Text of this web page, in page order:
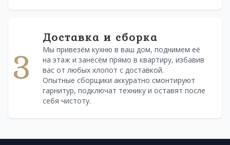
3
Доставка и сборка
Мы привезём кухню в ваш дом, поднимем её
на этаж и занесём прямо в квартиру, избавив
вас от любых хлопот с доставкой.
Опытные сборщики аккуратно смонтируют
гарнитур, подключат технику и оставят после
себя чистоту.